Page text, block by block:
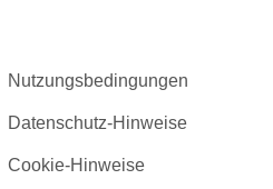
Nutzungsbedingungen
Datenschutz-Hinweise
Cookie-Hinweise